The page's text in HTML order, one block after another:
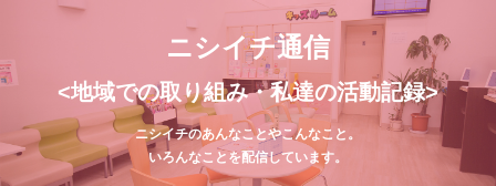
ニシイチ通信
<地域での取り組み・私達の活動記録>
ニシイチのあんなことやこんなこと。
いろんなことを配信しています。